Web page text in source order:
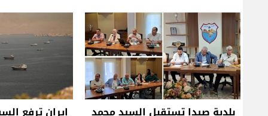
بلدية صيدا تستقبل السيد محمد
إيران ترفع